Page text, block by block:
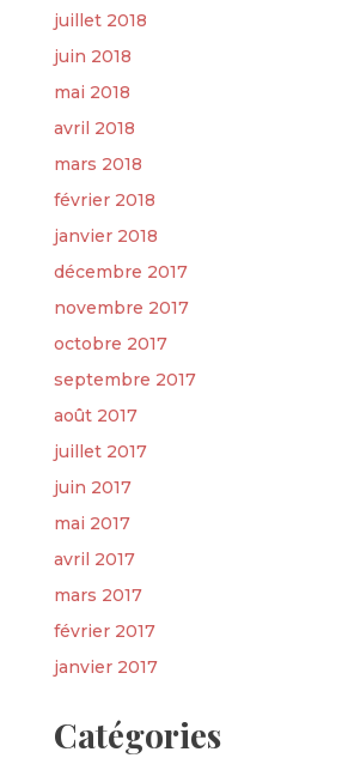
juillet 2018
juin 2018
mai 2018
avril 2018
mars 2018
février 2018
janvier 2018
décembre 2017
novembre 2017
octobre 2017
septembre 2017
août 2017
juillet 2017
juin 2017
mai 2017
avril 2017
mars 2017
février 2017
janvier 2017
Catégories